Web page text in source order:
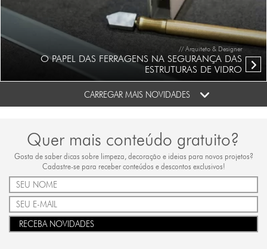
// Arquiteto & Designer
O PAPEL DAS FERRAGENS NA SEGURANÇA DAS
ESTRUTURAS DE VIDRO
CARREGAR MAIS NOVIDADES
Quer mais conteúdo gratuito?
Gosta de saber dicas sobre limpeza, decoração e ideias para novos projetos?
Cadastre-se para receber conteúdos e descontos exclusivos!
RECEBA NOVIDADES